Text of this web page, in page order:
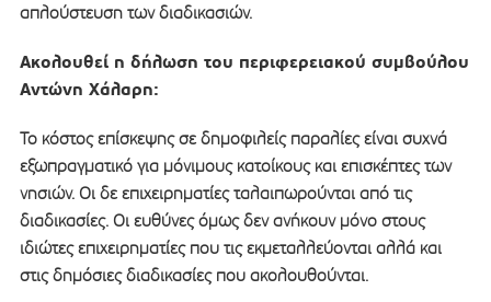
απλούστευση των διαδικασιών.
Ακολουθεί η δήλωση του περιφερειακού συμβούλου
Αντώνη Χάλαρη:
Το κόστος επίσκεψης σε δημοφιλείς παραλίες είναι συχνά
εξωπραγματικό για μόνιμους κατοίκους και επισκέπτες των
νησιών. Οι δε επιχειρηματίες ταλαιπωρούνται από τις
διαδικασίες. Οι ευθύνες όμως δεν ανήκουν μόνο στους
ιδιώτες επιχειρηματίες που τις εκμεταλλεύονται αλλά και
στις δημόσιες διαδικασίες που ακολουθούνται.